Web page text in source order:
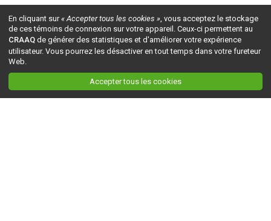
En cliquant sur« Accepter tous les cookies », vous acceptez le stockage
de ces témoins de connexion sur votre appareil. Ceux-ci permettent au
CRAAQ de générer des statistiques et d'améliorer votre expérience
utilisateur. Vous pourrez les désactiver en tout temps dans votre fureteur
Web.
Accepter tous les cookies